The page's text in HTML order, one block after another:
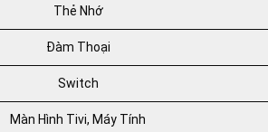
Thẻ Nhớ
Đàm Thoại
Switch
Màn Hình Tivi, Máy Tính